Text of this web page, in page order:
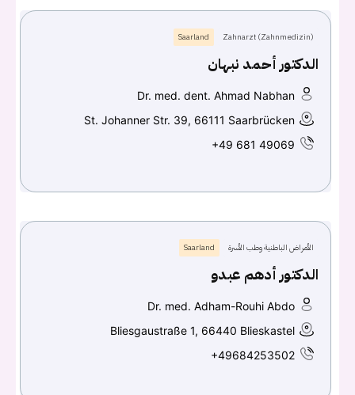
Zahnarzt (Zahnmedizin)
Saarland
الدكتور أحمد نبهان
Dr. med. dent. Ahmad Nabhan
St. Johanner Str. 39, 66111 Saarbrücken
+49 681 49069
الأمراض الباطنية وطب الأسرة Saarland
الدكتور أدهم عبدو
Dr. med. Adham-Rouhi Abdo
Bliesgaustraße 1, 66440 Blieskastel
+49684253502